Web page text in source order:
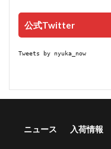
公式Twitter
Tweets by nyuka_now
ニュース 入荷情報